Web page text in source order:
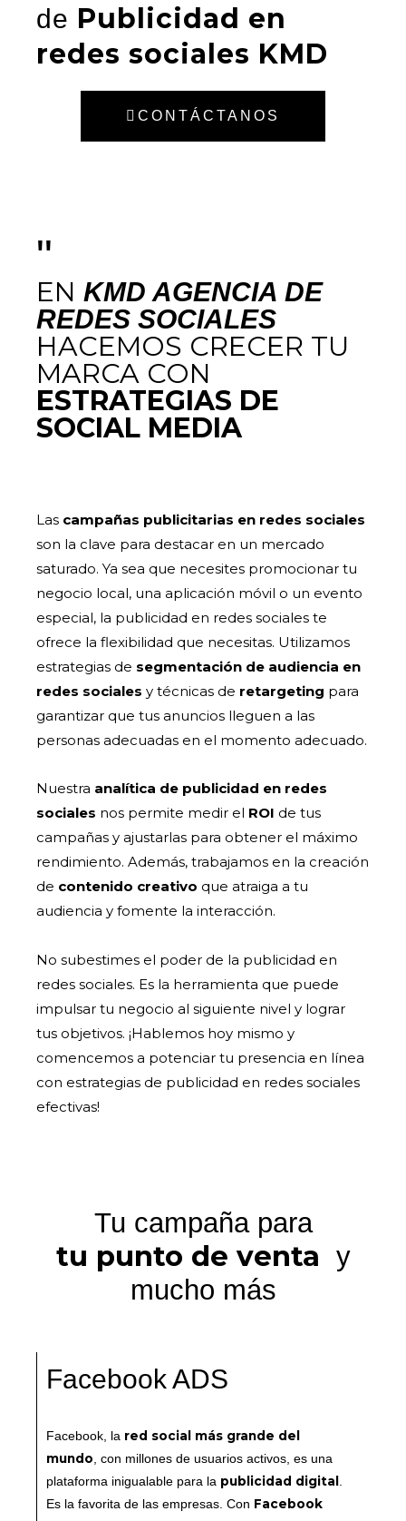
de Publicidad en
redes sociales KMD
CONTÁCTANOS
"
ENKMD AGENCIA DE
REDES SOCIALES
HACEMOS CRECER TU
MARCA CON
ESTRATEGIAS DE
SOCIAL MEDIA
Las campañas publicitarias en redes sociales
son la clave para destacar en un mercado
saturado. Ya sea que necesites promocionar tu
negocio local, una aplicación móvil o un evento
especial, la publicidad en redes sociales te
ofrece la flexibilidad que necesitas. Utilizamos
estrategias de segmentación de audiencia en
redes sociales y técnicas de retargeting para
garantizar que tus anuncios lleguen a las
personas adecuadas en el momento adecuado.
Nuestra analítica de publicidad en redes
sociales nos permite medir el ROI de tus
campañas y ajustarlas para obtener el máximo
rendimiento. Además, trabajamos en la creación
de contenido creativo que atraiga a tu
audiencia y fomente la interacción.
No subestimes el poder de la publicidad en
redes sociales. Es la herramienta que puede
impulsar tu negocio al siguiente nivel y lograr
tus objetivos. ¡Hablemos hoy mismo y
comencemos a potenciar tu presencia en línea
con estrategias de publicidad en redes sociales
efectivas!
Tu campaña para
tu punto de venta y
mucho más
Facebook ADS
Facebook, la red social más grande del
mundo , con millones de usuarios activos, es una
plataforma inigualable para la publicidad digital
Es la favorita de las empresas. Con Facebook